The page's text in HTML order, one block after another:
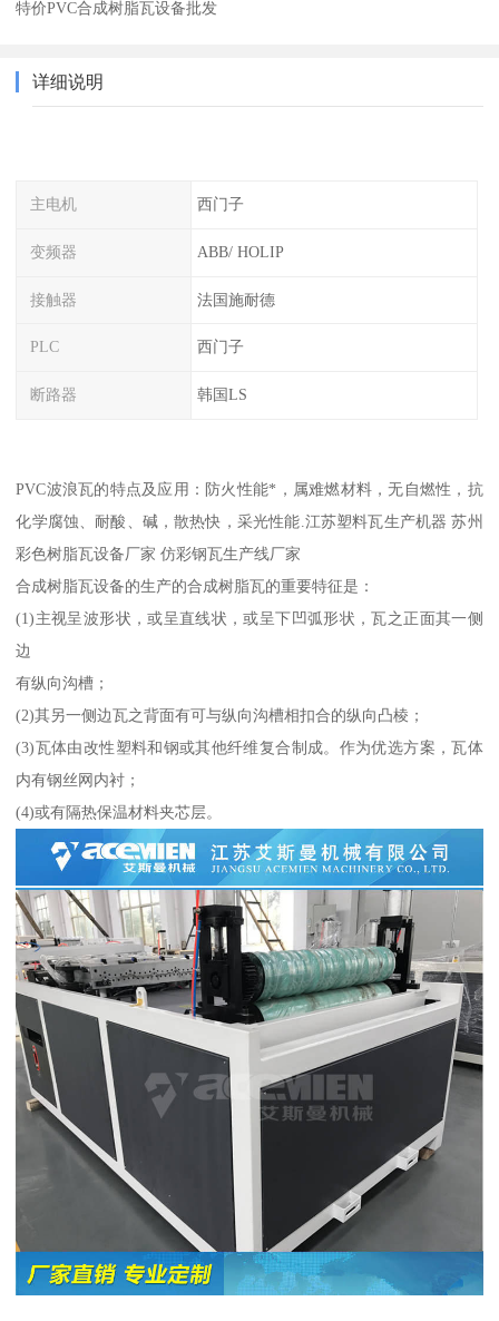
特价PVC合成树脂瓦设备批发
详细说明
主电机 西门子
变频器 ABB/ HOLIP
接触器 法国施耐德
PLC 西门子
断路器 韩国LS
PVC波浪瓦的特点及应用：防火性能*，属难燃材料，无自燃性，抗
化学腐蚀、耐酸、碱，散热快，采光性能.江苏塑料瓦生产机器 苏州
彩色树脂瓦设备厂家 仿彩钢瓦生产线厂家
合成树脂瓦设备的生产的合成树脂瓦的重要特征是：
(1)主视呈波形状，或呈直线状，或呈下凹弧形状，瓦之正面其一侧
边
有纵向沟槽；
(2)其另一侧边瓦之背面有可与纵向沟槽相扣合的纵向凸棱；
(3)瓦体由改性塑料和钢或其他纤维复合制成。作为优选方案，瓦体
内有钢丝网内衬；
(4)或有隔热保温材料夹芯层。